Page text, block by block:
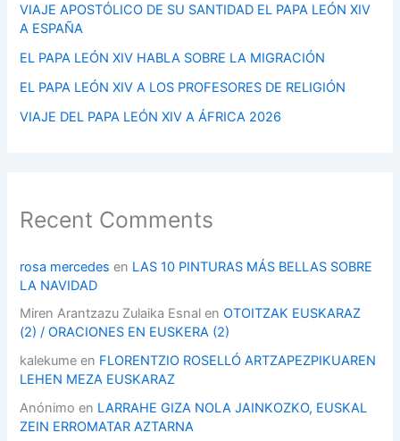
VIAJE APOSTÓLICO DE SU SANTIDAD EL PAPA LEÓN XIV
A ESPAÑA
EL PAPA LEÓN XIV HABLA SOBRE LA MIGRACIÓN
EL PAPA LEÓN XIV A LOS PROFESORES DE RELIGIÓN
VIAJE DEL PAPA LEÓN XIV A ÁFRICA 2026
Recent Comments
rosa mercedes en LAS 10 PINTURAS MÁS BELLAS SOBRE
LA NAVIDAD
Miren Arantzazu Zulaika Esnal enOTOITZAK EUSKARAZ
(2) / ORACIONES EN EUSKERA (2)
kalekume en FLORENTZIO ROSELLÓ ARTZAPEZPIKUAREN
LEHEN MEZA EUSKARAZ
Anónimo en LARRAHE GIZA NOLA JAINKOZKO, EUSKAL
ZEIN ERROMATAR AZTARNA